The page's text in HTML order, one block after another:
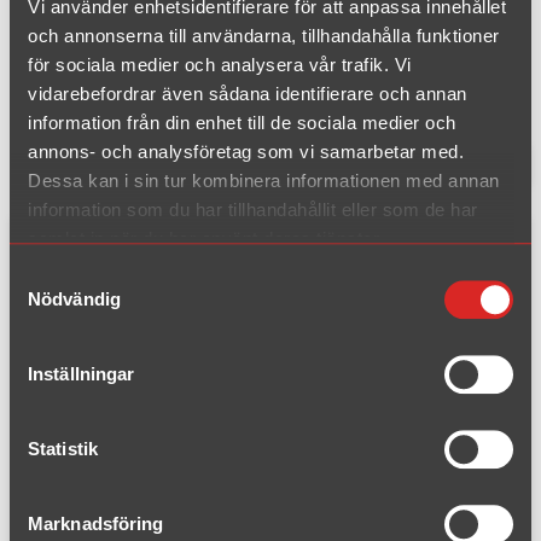
Vi använder enhetsidentifierare för att anpassa innehållet
och annonserna till användarna, tillhandahålla funktioner
för sociala medier och analysera vår trafik. Vi
vidarebefordrar även sådana identifierare och annan
information från din enhet till de sociala medier och
annons- och analysföretag som vi samarbetar med.
Dessa kan i sin tur kombinera informationen med annan
information som du har tillhandahållit eller som de har
samlat in när du har använt deras tjänster.
Nödvändig
Inställningar
Statistik
Marknadsföring
Volvo Classic, Volvo Classic,
PV B4B (1)